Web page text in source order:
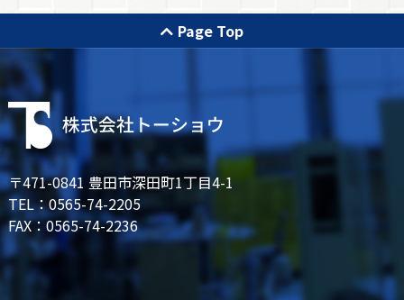
Page Top
〒471-0841 豊田市深田町1丁目4-1
TEL：0565-74-2205
FAX：0565-74-2236